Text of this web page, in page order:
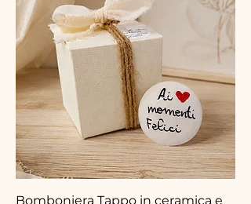
Bomboniera Tappo in ceramica e